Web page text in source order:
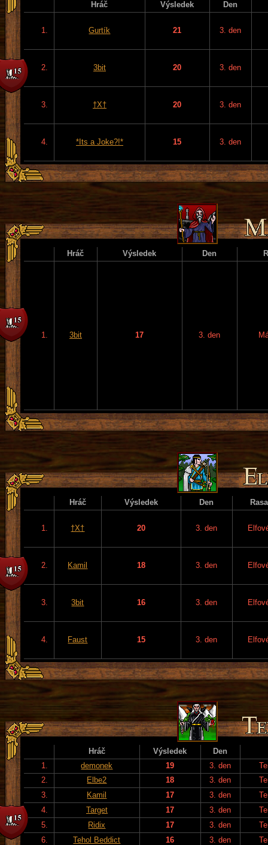
Hráč Výsledek Den
1. Gurtík 21 3. den
2. 3bit 20 3. den
3. †X† 20 3. den
4. *Its a Joke?!* 15 3. den
Hráč Výsledek Den
1. 3bit 17 3. den
Hráč Výsledek Den Rasa
1. †X† 20 3. den
2. Kamil 18 3. den
3. 3bit 16 3. den
4. Faust 15 3. den
Hráč Výsledek
Den
1.
demonek 19 3. den
2.
Elbe2 18 3. den
3.
Kamil 17 3. den
4.
Target 17 3. den
5.
Ridix 17 3. den
6.
Tehol Beddict 16 3. den